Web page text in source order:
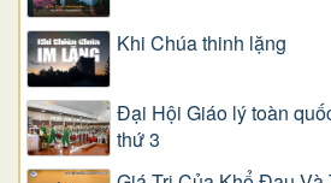
Khi Chúa thinh lặng
Đại Hội Giáo lý toàn
thứ 3